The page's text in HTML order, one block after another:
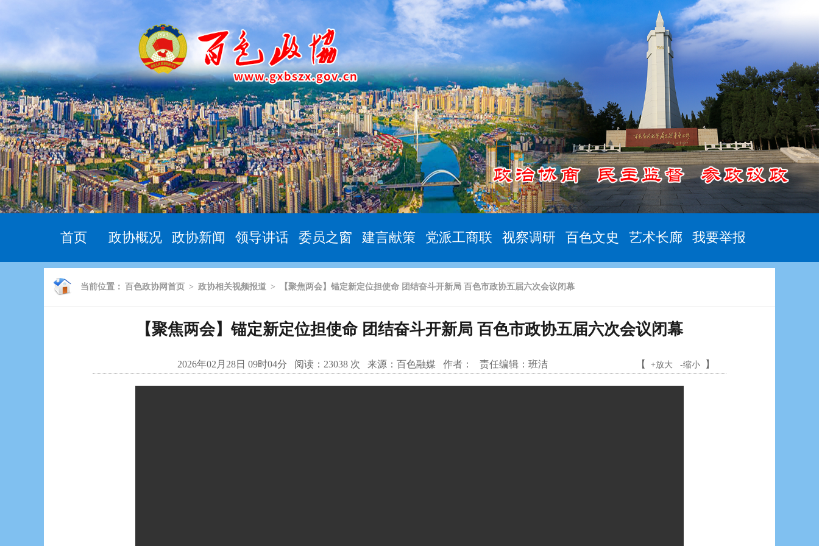
首页 政协概况 政协新闻 领导讲话 委员之窗 建言献策 党派工商联 视察调研 百色文史 艺术长廊 我要举报
当前位置： 百色政协网首页 > 政协相关视频报道 > 【聚焦两会】锚定新定位担使命 团结奋斗开新局 百色市政协五届六次会议闭幕
【聚焦两会】锚定新定位担使命 团结奋斗开新局 百色市政协五届六次会议闭幕
2026年02月28日 09时04分 阅读： 23038 次 来源： 百色融媒 作者： 责任编辑： 班洁 【 +放大 -缩小】